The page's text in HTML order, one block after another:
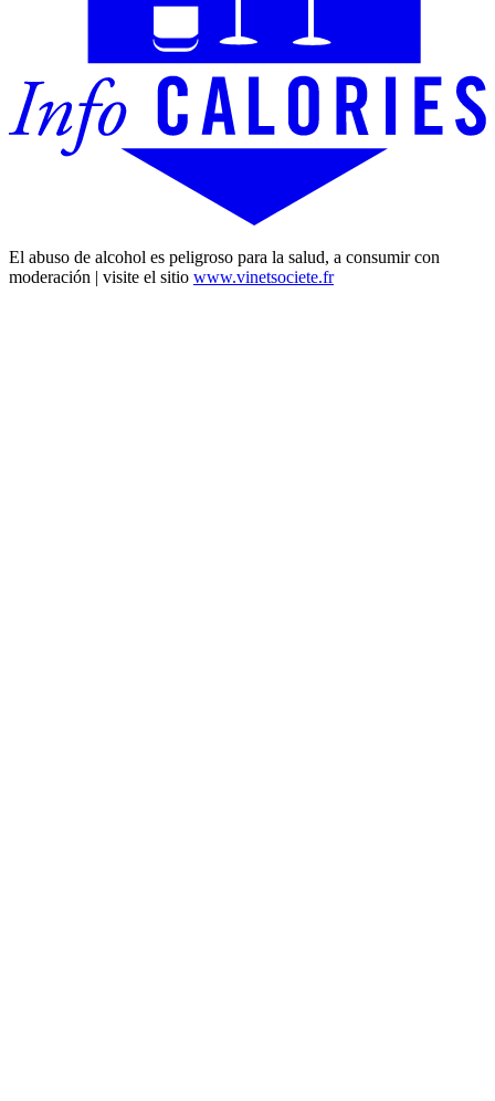
El abuso de alcohol es peligroso para la salud, a consumir con
moderación | visite el sitio www.vinetsociete.fr